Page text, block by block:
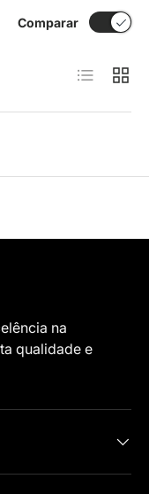
Comparar
Lista Grade
na
qualidade e